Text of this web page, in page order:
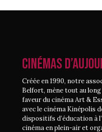
CINÉMAS
Créée en 1990, notre
Belfort, mène tout au
faveur du cinéma Art &
avec le cinéma Kinépolis
dispositifs d’éducation à
cinéma en plein-air et